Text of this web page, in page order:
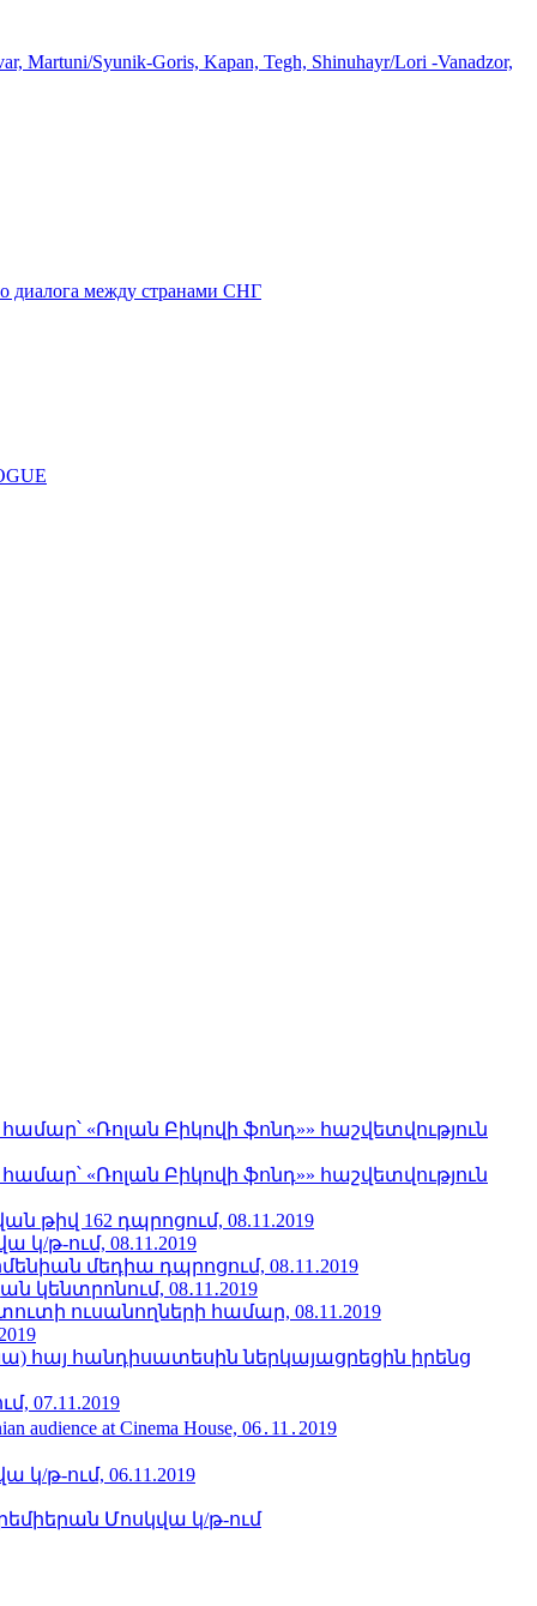
Martuni/Syunik-Goris, Kapan, Tegh, Shinuhayr/Lori -Vanadzor,
диалога между странами СНГ
«Ռոլան Բիկովի ֆոնդ»» հաշվետվություն
«Ռոլան Բիկովի ֆոնդ»» հաշվետվություն
թիվ 162 դպրոցում, 08.11.2019
թ-ում, 08.11.2019
մեդիա դպրոցում, 08․11․2019
08․11․2019
ուսանողների համար, 08.11.2019
հայ հանդիսատեսին ներկայացրեցին իրենց
07.11.2019
audience at Cinema House, 06․11․2019
թ-ում, 06.11.2019
Մոսկվա կ/թ-ում